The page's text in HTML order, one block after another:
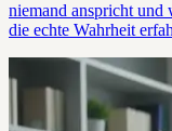
niemand anspricht und
die echte Wahrheit